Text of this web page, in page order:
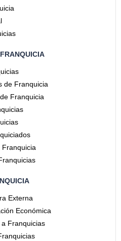
de Franquicia
Franquicia
Franquicia
Externa
Económica
Franquicias